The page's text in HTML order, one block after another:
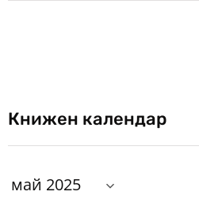
Книжен календар